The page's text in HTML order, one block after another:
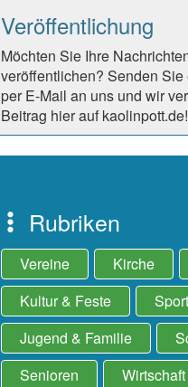
Veröffentlichung
Möchten Sie Ihre
veröffentlichen? Senden
per E-Mail an uns und wir
Beitrag hier auf kaolinpott.de!
Rubriken
Vereine Kirche
Kultur & Feste
Sport
Jugend & Familie
Senioren
Wirtschaft